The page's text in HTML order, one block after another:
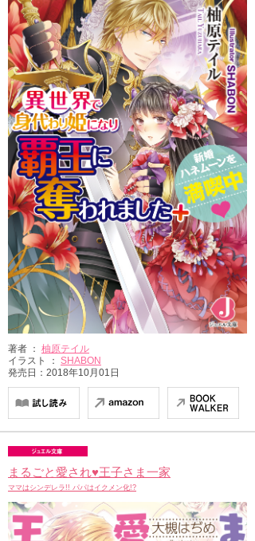
著者 ： 柚原テイル
イラスト ： SHABON
発売日：2018年10月01日
まるごと愛され♥王子さま一家
ママはシンデレラ!! パパはイクメン化!?